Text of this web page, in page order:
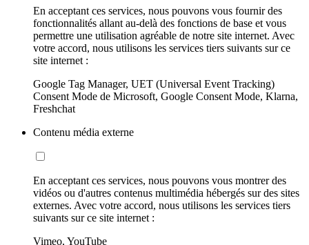
En acceptant ces services, nous pouvons vous fournir des
fonctionnalités allant au-delà des fonctions de base et vous
permettre une utilisation agréable de notre site internet. Avec
votre accord, nous utilisons les services tiers suivants sur ce
site internet :
Google Tag Manager, UET (Universal Event Tracking)
Consent Mode de Microsoft, Google Consent Mode, Klarna,
Freshchat
Contenu média externe
En acceptant ces services, nous pouvons vous montrer des
vidéos ou d'autres contenus multimédia hébergés sur des sites
externes. Avec votre accord, nous utilisons les services tiers
suivants sur ce site internet :
Vimeo, YouTube